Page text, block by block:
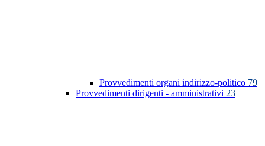
Provvedimenti organi indirizzo-politico 79
Provvedimenti dirigenti - amministrativi 23